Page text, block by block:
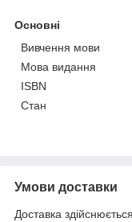
Основні
Вивчення мови
Мова видання
ISBN
Стан
Умови доставки
Доставка